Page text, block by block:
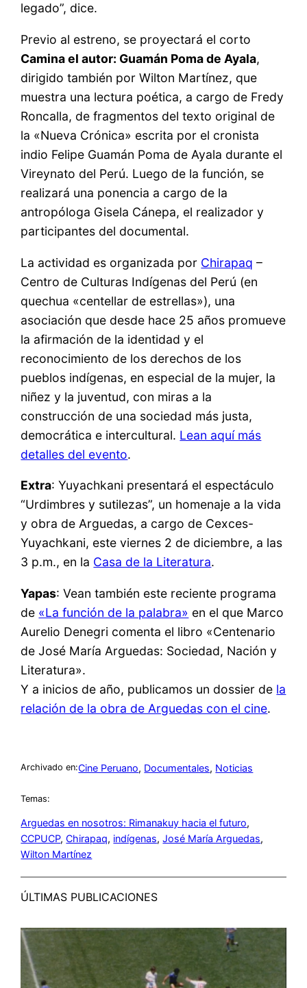
legado”, dice.
Previo al estreno, se proyectará el corto
Camina el autor: Guamán Poma de Ayala,
dirigido también por Wilton Martínez, que
muestra una lectura poética, a cargo de Fredy
Roncalla, de fragmentos del texto original de
la «Nueva Crónica» escrita por el cronista
indio Felipe Guamán Poma de Ayala durante el
Vireynato del Perú. Luego de la función, se
realizará una ponencia a cargo de la
antropóloga Gisela Cánepa, el realizador y
participantes del documental.
La actividad es organizada por Chirapaq –
Centro de Culturas Indígenas del Perú (en
quechua «centellar de estrellas»), una
asociación que desde hace 25 años promueve
la afirmación de la identidad y el
reconocimiento de los derechos de los
pueblos indígenas, en especial de la mujer, la
niñez y la juventud, con miras a la
construcción de una sociedad más justa,
democrática e intercultural. Lean aquí más
detalles del evento.
Extra: Yuyachkani presentará el espectáculo
“Urdimbres y sutilezas”, un homenaje a la vida
y obra de Arguedas, a cargo de Cexces-
Yuyachkani, este viernes 2 de diciembre, a las
3 p.m., en la Casa de la Literatura.
Yapas: Vean también este reciente programa
de «La función de la palabra» en el que Marco
Aurelio Denegri comenta el libro «Centenario
de José María Arguedas: Sociedad, Nación y
Literatura».
Y a inicios de año, publicamos un dossier de la
relación de la obra de Arguedas con el cine.
Archivado en:Cine Peruano, Documentales, Noticias
Temas:
Arguedas en nosotros: Rimanakuy hacia el futuro
CCPUCP, Chirapaq, indígenas, José María Arguedas
Wilton Martínez
ÚLTIMAS PUBLICACIONES